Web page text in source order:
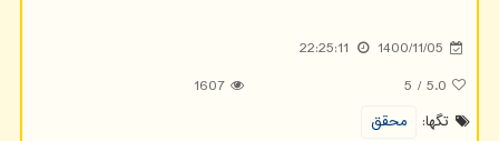
1400/11/05
22:25:11
5.0
/
5
1607
تگها:
محقق